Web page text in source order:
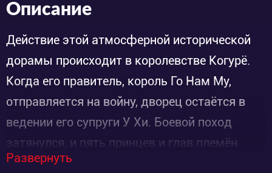
Описание
Действие этой атмосферной исторической
дорамы происходит в королевстве Когурё.
Когда его правитель, король Го Нам Му,
отправляется на войну, дворец остаётся в
ведении его супруги У Хи. Боевой поход
затянулся, и пять принцев и глав племён
стали засматриваться на королевский трон,
Развернуть